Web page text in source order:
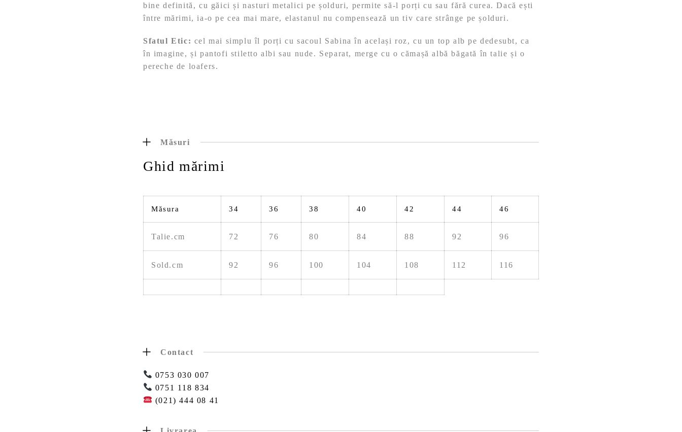
bine definită, cu găici și nasturi metalici pe șolduri, permite să-l porți cu sau fără curea. Dacă ești
între mărimi, ia-o pe cea mai mare, elastanul nu compensează un tiv care strânge pe șolduri.
Sfatul Etic: cel mai simplu îl porți cu sacoul Sabina în același roz, cu un top alb pe dedesubt, ca
în imagine, și pantofi stiletto albi sau nude. Separat, merge cu o cămașă albă băgată în talie și o
pereche de loafers.
Măsuri
Ghid mărimi
Măsura 34 36 38 40 42 44 46
Talie.cm 72 76 80 84 88 92 96
Sold.cm 92 96 100 104 108 112 116
Contact
0753 030 007
0751 118 834
(021) 444 08 41